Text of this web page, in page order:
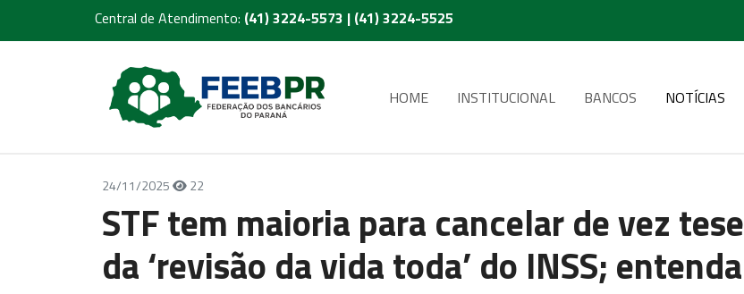
Central de Atendimento: (41) 3224-5573 | (41) 3224-5525
HOME INSTITUCIONAL BANCOS NOTÍCIAS
24/11/2025 22
STF tem maioria para cancelar de vez tese
da ‘revisão da vida toda’ do INSS; entenda